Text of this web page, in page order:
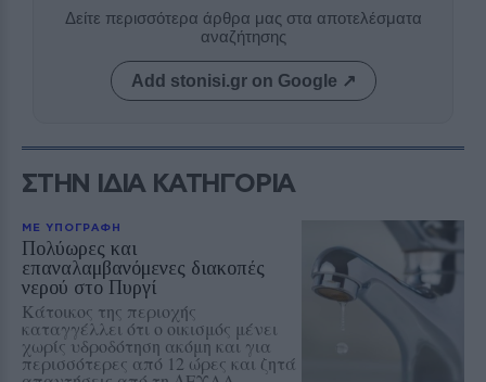
Δείτε περισσότερα άρθρα μας στα αποτελέσματα
αναζήτησης
Add stonisi.gr on Google ↗
ΣΤΗΝ ΙΔΙΑ ΚΑΤΗΓΟΡΙΑ
ΜΕ ΥΠΟΓΡΑΦΗ
Πολύωρες και
επαναλαμβανόμενες διακοπές
νερού στο Πυργί
Κάτοικος της περιοχής
καταγγέλλει ότι ο οικισμός μένει
χωρίς υδροδότηση ακόμη και για
περισσότερες από 12 ώρες και ζητά